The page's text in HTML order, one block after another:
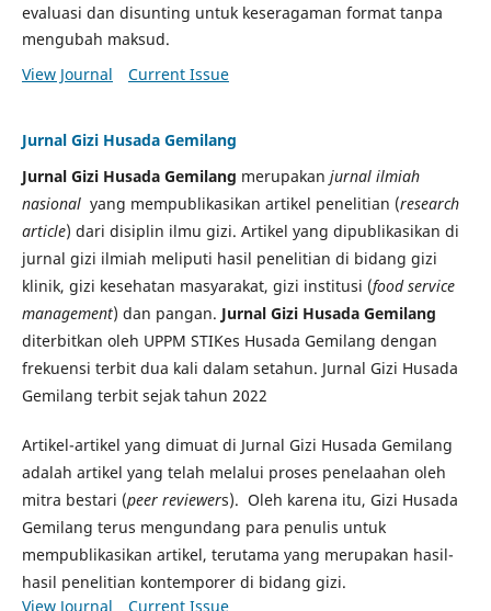
evaluasi dan disunting untuk keseragaman format tanpa
mengubah maksud.
View Journal
Current Issue
Jurnal Gizi Husada Gemilang
Jurnal Gizi Husada Gemilang merupakan jurnal ilmiah
nasionalyang mempublikasikan artikel penelitian (research
article) dari disiplin ilmu gizi. Artikel yang dipublikasikan di
jurnal gizi ilmiah meliputi hasil penelitian di bidang gizi
klinik, gizi kesehatan masyarakat, gizi institusi (food service
management) dan pangan. Jurnal Gizi Husada Gemilang
diterbitkan oleh UPPM STIKes Husada Gemilang dengan
frekuensi terbit dua kali dalam setahun. Jurnal Gizi Husada
Gemilang terbit sejak tahun 2022
Artikel-artikel yang dimuat di Jurnal Gizi Husada Gemilang
adalah artikel yang telah melalui proses penelaahan oleh
mitra bestari (peer reviewers). Oleh karena itu, Gizi Husada
Gemilang terus mengundang para penulis untuk
mempublikasikan artikel, terutama yang merupakan hasil-
hasil penelitian kontemporer di bidang gizi.
View Journal
Current Issue